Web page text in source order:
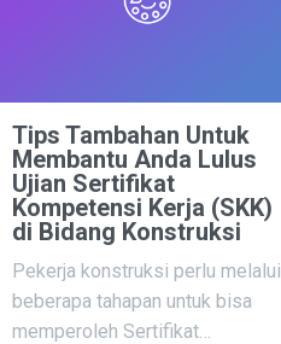
Tips Tambahan Untuk
Membantu Anda Lulus
Ujian Sertifikat
Kompetensi Kerja (SKK)
di Bidang Konstruksi
Pekerja konstruksi perlu melalui
beberapa tahapan untuk bisa
memperoleh Sertifikat…